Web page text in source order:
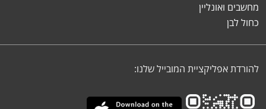
מחשבים ואונליין
כחול לבן
להורדת אפליקציית המובייל שלנו: